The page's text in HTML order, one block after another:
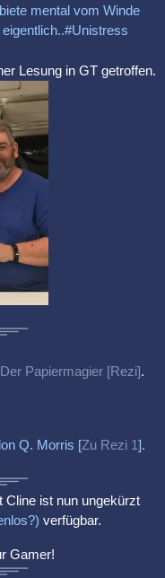
mental vom Winde
Lesung in GT getroffen.
Der Papiermagier [Rezi].
Q. Morris [Zu Rezi 1].
Cline ist nun ungekürzt
verfügbar.
Gamer!